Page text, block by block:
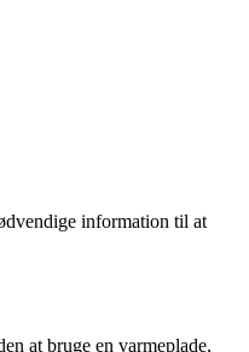
information til at
at bruge en varmeplade,